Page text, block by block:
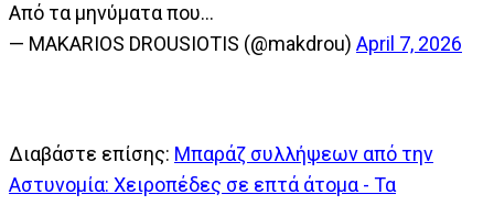
Από τα μηνύματα που…
— MAKARIOS DROUSIOTIS (@makdrou) April 7, 2026
Διαβάστε επίσης: Μπαράζ συλλήψεων από την
Αστυνομία: Χειροπέδες σε επτά άτομα - Τα